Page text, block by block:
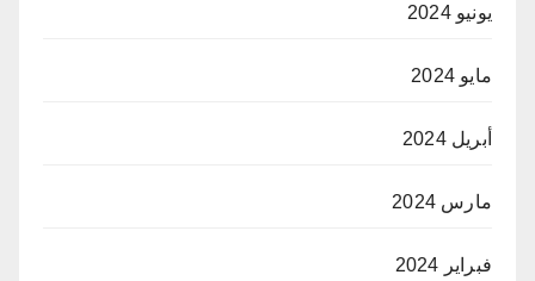
يونيو 2024
مايو 2024
أبريل 2024
مارس 2024
فبراير 2024